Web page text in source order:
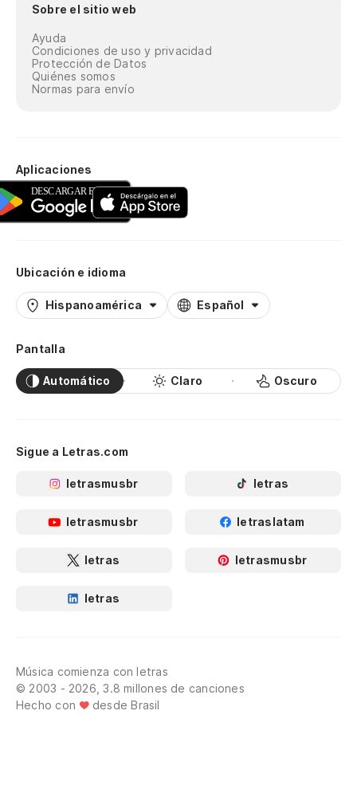
Sobre el sitio web
Ayuda
Condiciones de uso y privacidad
Protección de Datos
Quiénes somos
Normas para envío
Aplicaciones
Ubicación e idioma
Hispanoamérica Español
Pantalla
Automático Claro Oscuro
Sigue a Letras.com
letrasmusbr letras
letrasmusbr letraslatam
letras letrasmusbr
letras
Música comienza con letras
© 2003 - 2026, 3.8 millones de canciones
Hecho con
desde Brasil